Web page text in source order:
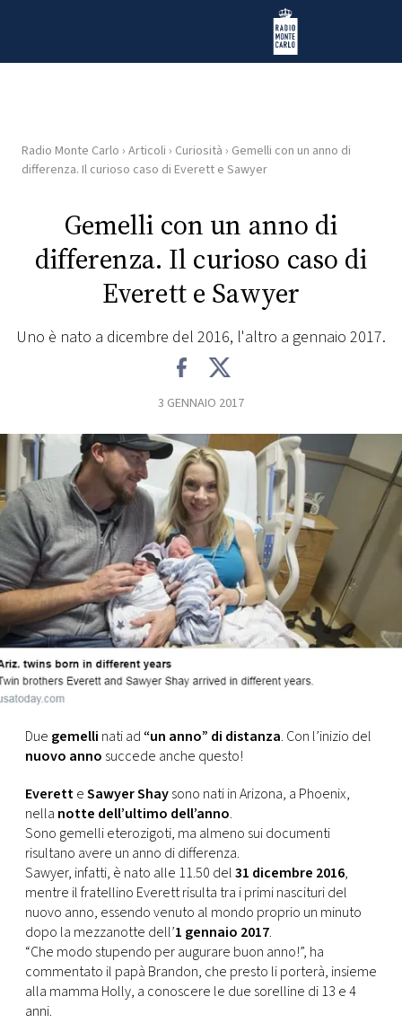
Radio Monte Carlo
HOME
RADIO
WEB
PLAYLIST
FOTO
CONCORSI
EVENTI
VIDEO
TV
PRINCIPATO
MONACO
RMC
CONSIGLIA
Radio Monte Carlo › Articoli › Curiosità › Gemelli con un anno di
differenza. Il curioso caso di Everett e Sawyer
Gemelli con un anno di
differenza. Il curioso caso di
Everett e Sawyer
Uno è nato a dicembre del 2016, l'altro a gennaio 2017.
3 GENNAIO 2017
Due gemelli nati ad “un anno” di distanza. Con l’inizio del
nuovo anno succede anche questo!
EveretteSawyer Shaysono nati in Arizona, a Phoenix,
nella notte dell’ultimo dell’anno.
Sono gemelli eterozigoti, ma almeno sui documenti
risultano avere un anno di differenza.
Sawyer, infatti, è nato alle 11.50 del31 dicembre 2016,
mentre il fratellino Everett risulta tra i primi nascituri del
nuovo anno, essendo venuto al mondo proprio un minuto
dopo la mezzanotte dell’1 gennaio 2017.
“Che modo stupendo per augurare buon anno!”, ha
commentato il papà Brandon, che presto li porterà, insieme
alla mamma Holly, a conoscere le due sorelline di 13 e 4
anni.